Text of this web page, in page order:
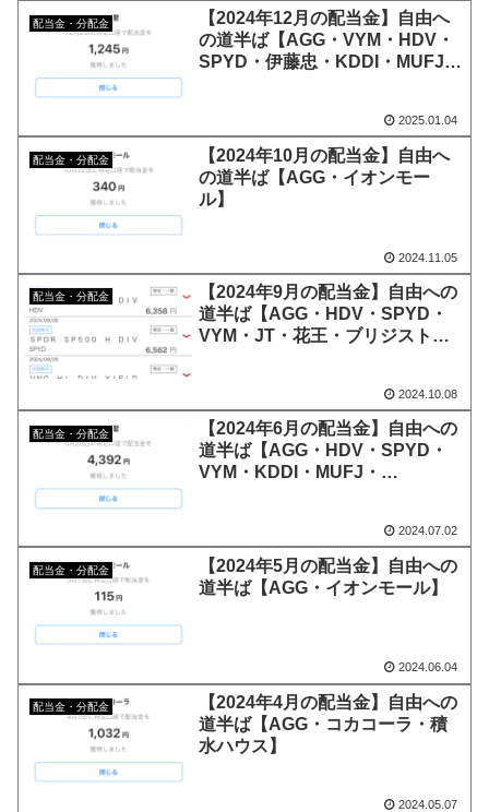
配当金・分配金
【2024年12月の配当金】自由へ
の道半ば【AGG・VYM・HDV・
SPYD・伊藤忠・KDDI・MUFJ・
2025.01.04
配当金・分配金
【2024年10月の配当金】自由へ
の道半ば【AGG・イオンモー
ル】
2024.11.05
配当金・分配金
【2024年9月の配当金】自由への
道半ば【AGG・HDV・SPYD・
VYM・JT・花王・ブリジスト
2024.10.08
配当金・分配金
【2024年6月の配当金】自由への
道半ば【AGG・HDV・SPYD・
VYM・KDDI・MUFJ・
2024.07.02
配当金・分配金
【2024年5月の配当金】自由への
道半ば【AGG・イオンモール】
2024.06.04
配当金・分配金
【2024年4月の配当金】自由への
道半ば【AGG・コカコーラ・積
水ハウス】
2024.05.07